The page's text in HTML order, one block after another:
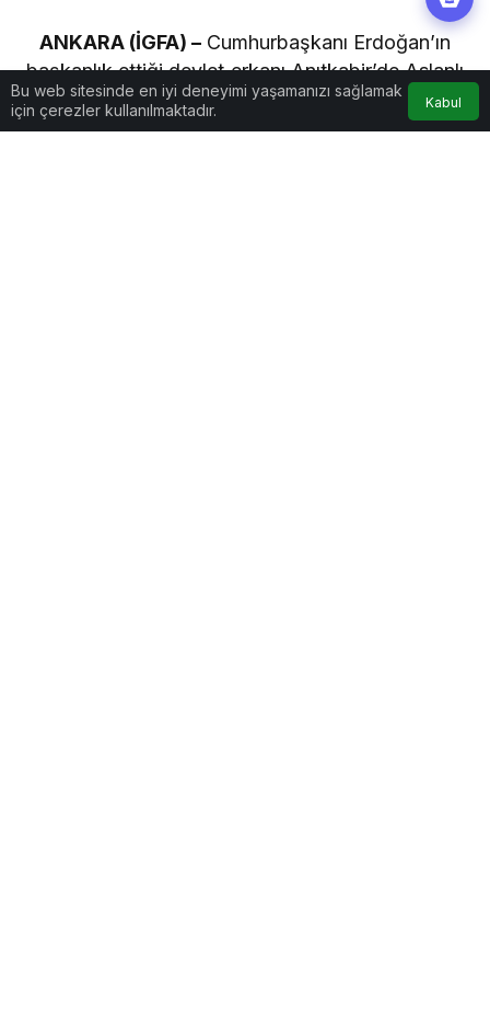
ANKARA (İGFA) – Cumhurbaşkanı Erdoğan’ın
başkanlık ettiği devlet erkanı Anıtkabir’de Aslanlı
Yol’dan yürüyüşü sonrasında Atatürk’ün
mozolesine çelenk sunumuyla birlikte iki dakikalık
Bu web sitesinde en iyi deneyimi yaşamanızı sağlamak
için çerezler kullanılmaktadır.
Kabul